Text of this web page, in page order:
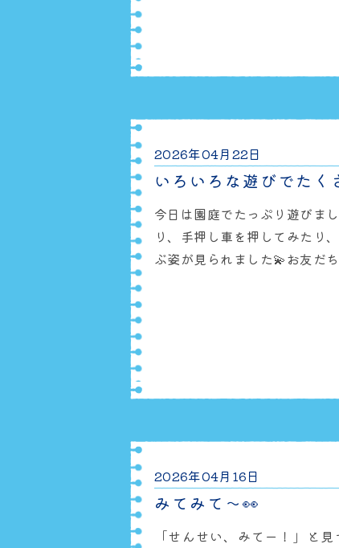
♪https:
2026年04月22日
いろいろな遊びでたく
今日は園庭でたっぷり遊びま
り、手押し車を押してみたり
ぶ姿が見られました💫お友だ
ぶ姿も増えてきています🥰「
ご覧く
2026年04月16日
みてみて～👀
「せんせい、みてー！」と